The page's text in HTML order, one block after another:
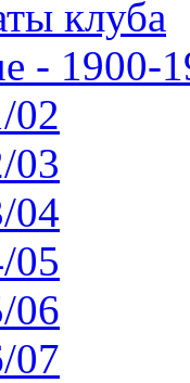
клуба
- 1900-
02
03
04
05
06
07